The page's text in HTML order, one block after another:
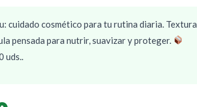
cuidado cosmético para tu rutina diaria. Textura
pensada para nutrir, suavizar y proteger.
uds..